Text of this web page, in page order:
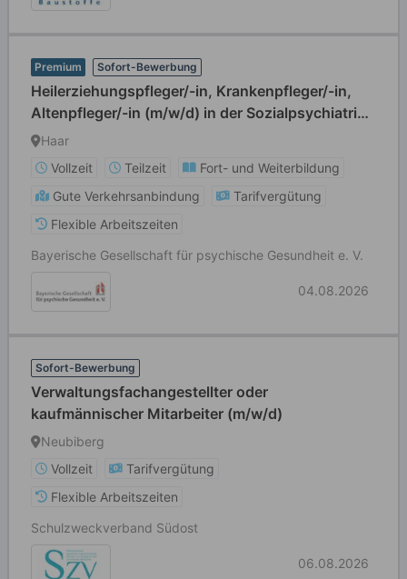
Premium Sofort-Bewerbung
Heilerziehungspfleger/-in, Krankenpfleger/-in,
Altenpfleger/-in (m/w/d) in der Sozialpsychiatrie -
Vollzeit / Teilzeit
Haar
Vollzeit
Teilzeit
Fort- und Weiterbildung
Gute Verkehrsanbindung
Tarifvergütung
Flexible Arbeitszeiten
Bayerische Gesellschaft für psychische Gesundheit e. V.
04.08.2026
Sofort-Bewerbung
Verwaltungsfachangestellter oder
kaufmännischer Mitarbeiter (m/w/d)
Neubiberg
Vollzeit
Tarifvergütung
Flexible Arbeitszeiten
Schulzweckverband Südost
06.08.2026